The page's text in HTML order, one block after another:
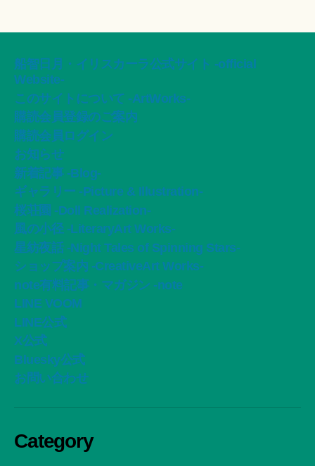
船智日月・イリスカーラ公式サイト -official
Website-
このサイトについて -ArtWorks-
購読会員登録のご案内
購読会員ログイン
お知らせ
新着記事 -Blog-
ギャラリー -Picture & Illustration-
桜荘園 -Doll Realization-
風の小径 -LiteraryArt Works-
星紡夜話 -Night Tales of Spinning Stars-
ショップ案内 -CreativeArt Works-
note有料記事・マガジン -note
LINE VOOM
LINE公式
X公式
Bluesky公式
お問い合わせ
Category